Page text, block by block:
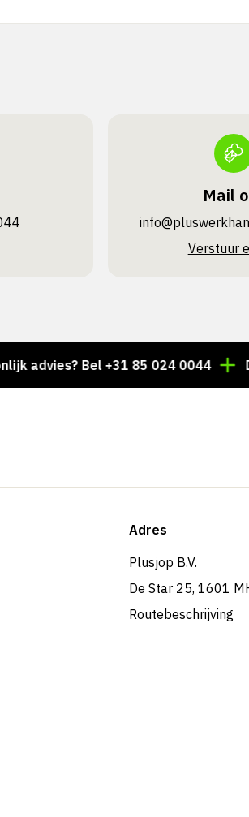
Mail
Verstuur
Bel +31 85 024 0044
Adres
Plusjop B.V.
De Star 25, 1601
Routebeschrijving